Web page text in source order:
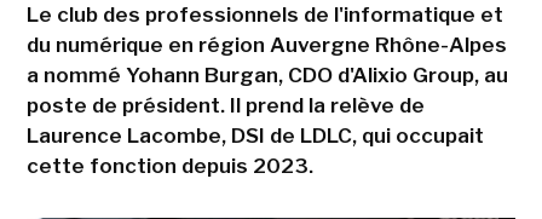
Le club des professionnels de l'informatique et
du numérique en région Auvergne Rhône-Alpes
a nommé Yohann Burgan, CDO d'Alixio Group, au
poste de président. Il prend la relève de
Laurence Lacombe, DSI de LDLC, qui occupait
cette fonction depuis 2023.